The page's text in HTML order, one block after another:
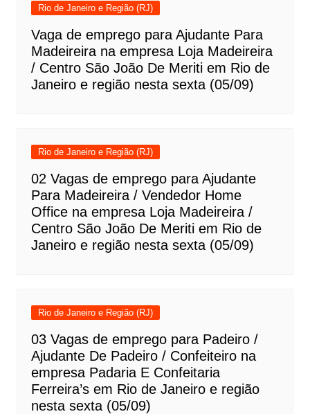
Rio de Janeiro e Região (RJ)
Vaga de emprego para Ajudante Para
Madeireira na empresa Loja Madeireira
/ Centro São João De Meriti em Rio de
Janeiro e região nesta sexta (05/09)
Rio de Janeiro e Região (RJ)
02 Vagas de emprego para Ajudante
Para Madeireira / Vendedor Home
Office na empresa Loja Madeireira /
Centro São João De Meriti em Rio de
Janeiro e região nesta sexta (05/09)
Rio de Janeiro e Região (RJ)
03 Vagas de emprego para Padeiro /
Ajudante De Padeiro / Confeiteiro na
empresa Padaria E Confeitaria
Ferreira’s em Rio de Janeiro e região
nesta sexta (05/09)